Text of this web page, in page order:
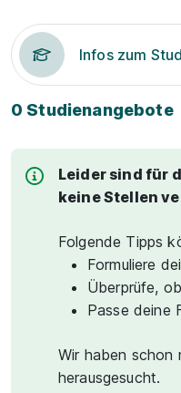
Infos zum
0 Studienangebote
Leider sind für
keine Stellen
Folgende Tipps
Formuliere
Überprüfe,
Passe deine
Wir haben schon
herausgesucht.